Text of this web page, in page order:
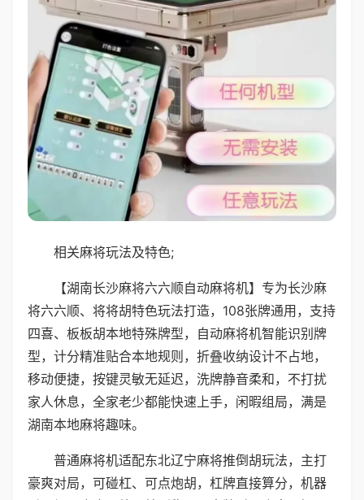
相关麻将玩法及特色;
【湖南长沙麻将六六顺自动麻将机】专为长沙麻
将六六顺、将将胡特色玩法打造，108张牌通用，支持
四喜、板板胡本地特殊牌型，自动麻将机智能识别牌
型，计分精准贴合本地规则，折叠收纳设计不占地，
移动便捷，按键灵敏无延迟，洗牌静音柔和，不打扰
家人休息，全家老少都能快速上手，闲暇组局，满是
湖南本地麻将趣味。
普通麻将机适配东北辽宁麻将推倒胡玩法，主打
豪爽对局，可碰杠、可点炮胡，杠牌直接算分，机器